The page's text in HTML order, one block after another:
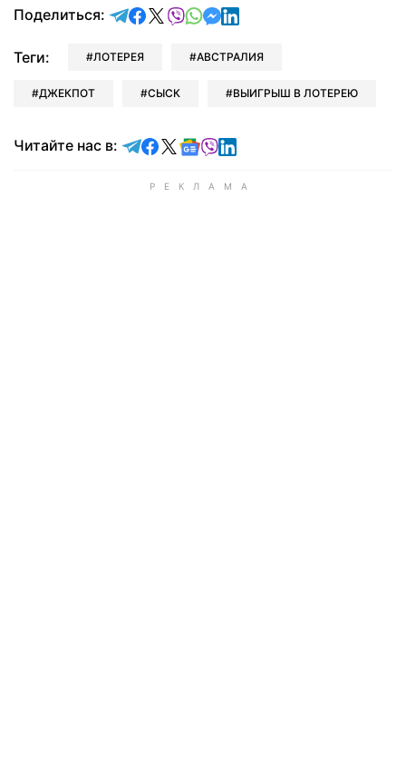
Поделиться: отправить в Telegram
поделиться в Facebook
поделиться в X
отправить в Viber
отправить в Whatsapp
отправить в Messenger
отправить в LinkedIn
Теги: ЛОТЕРЕЯ АВСТРАЛИЯ
ДЖЕКПОТ СЫСК ВЫИГРЫШ В ЛОТЕРЕЮ
Читайте нас в: Читайте в Telegram
Читайте в Facebook
Читайте в X
Читайте в Google news
Читайте в Viber
Читайте в LinkedIn